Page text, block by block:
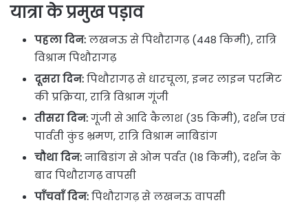
यात्रा के प्रमुख पड़ाव
पहला दिन:लखनऊ से पिथौरागढ़ (448 किमी), रात्रि
विश्राम पिथौरागढ़
दूसरा दिन:पिथौरागढ़ से धारचूला, इनर लाइन परमिट
की प्रक्रिया, रात्रि विश्राम गूंजी
तीसरा दिन:गूंजी से आदि कैलाश (35 किमी), दर्शन एवं
पार्वती कुंड भ्रमण, रात्रि विश्राम नाबिडांग
चौथा दिन:नाबिडांग से ओम पर्वत (18 किमी), दर्शन के
बाद पिथौरागढ़ वापसी
पाँचवाँ दिन:पिथौरागढ़ से लखनऊ वापसी